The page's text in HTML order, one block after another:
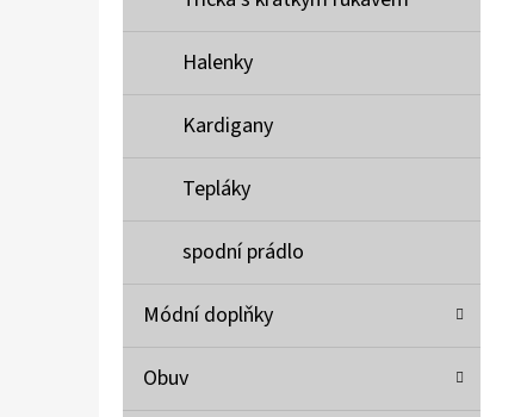
Halenky
Kardigany
Tepláky
spodní prádlo
Módní doplňky
Obuv